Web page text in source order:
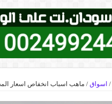
/ اسواق / ماهب اسباب انخفاص اسعار